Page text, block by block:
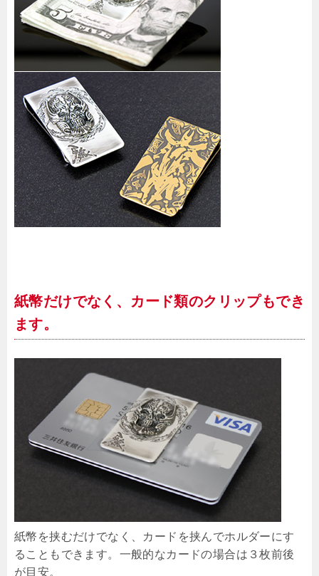
紙幣だけでなく、カード類のクリップもでき
ます。
紙幣を挟むだけでなく、カードを挟んでホルダーにす
ることもできます。一般的なカードの場合は３枚前後
が目安。